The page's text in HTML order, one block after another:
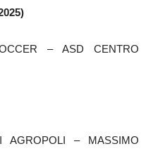
– ASD CENTRO
AGROPOLI – MASSIMO